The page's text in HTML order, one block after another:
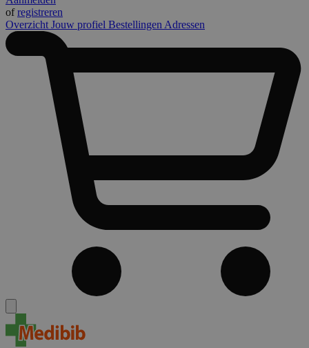
ofregistreren
Overzicht Jouw profiel Bestellingen Adressen